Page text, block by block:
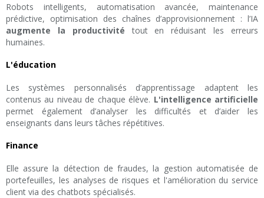
Robots intelligents, automatisation avancée, maintenance
prédictive, optimisation des chaînes d’approvisionnement : l’IA
augmente la productivitétout en réduisant les erreurs
humaines.
L'éducation
Les systèmes personnalisés d’apprentissage adaptent les
contenus au niveau de chaque élève. L'intelligence artificielle
permet également d’analyser les difficultés et d’aider les
enseignants dans leurs tâches répétitives.
Finance
Elle assure la détection de fraudes, la gestion automatisée de
portefeuilles, les analyses de risques et l'amélioration du service
client via des chatbots spécialisés.